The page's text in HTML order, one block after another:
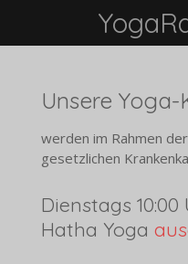
Unsere Yoga-
werden im Rahmen
gesetzlichen
Dienstags
Hatha Yoga